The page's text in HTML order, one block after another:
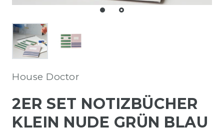
House Doctor
2ER SET NOTIZBÜCHER
KLEIN NUDE GRÜN BLAU